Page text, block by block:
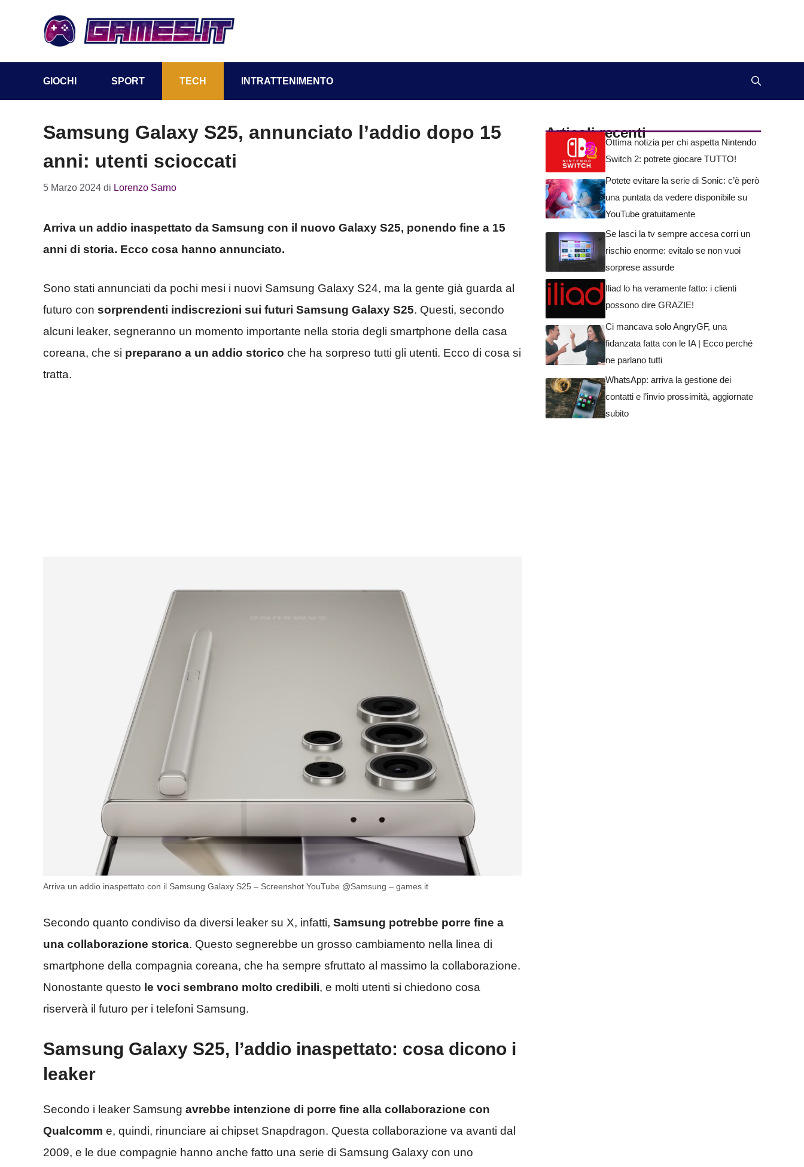
GIOCHI SPORT TECH INTRATTENIMENTO
Samsung Galaxy S25, annunciato l’addio dopo 15
anni: utenti scioccati
5 Marzo 2024 di Lorenzo Sarno
Arriva un addio inaspettato da Samsung con il nuovo Galaxy S25, ponendo fine a 15
anni di storia. Ecco cosa hanno annunciato.
Sono stati annunciati da pochi mesi i nuovi Samsung Galaxy S24, ma la gente già guarda al
futuro con sorprendenti indiscrezioni sui futuri Samsung Galaxy S25. Questi, secondo
alcuni leaker, segneranno un momento importante nella storia degli smartphone della casa
coreana, che si preparano a un addio storico che ha sorpreso tutti gli utenti. Ecco di cosa si
tratta.
Arriva un addio inaspettato con il Samsung Galaxy S25 – Screenshot YouTube @Samsung – games.it
Secondo quanto condiviso da diversi leaker su X, infatti, Samsung potrebbe porre fine a
una collaborazione storica. Questo segnerebbe un grosso cambiamento nella linea di
smartphone della compagnia coreana, che ha sempre sfruttato al massimo la collaborazione.
Nonostante questo le voci sembrano molto credibili, e molti utenti si chiedono cosa
riserverà il futuro per i telefoni Samsung.
Samsung Galaxy S25, l’addio inaspettato: cosa dicono i
leaker
Secondo i leaker Samsung avrebbe intenzione di porre fine alla collaborazione con
Qualcomm e, quindi, rinunciare ai chipset Snapdragon. Questa collaborazione va avanti dal
2009, e le due compagnie hanno anche fatto una serie di Samsung Galaxy con uno
Articoli recenti
Ottima notizia per chi aspetta Nintendo
Switch 2: potrete giocare TUTTO!
Potete evitare la serie di Sonic: c’è però
una puntata da vedere disponibile su
YouTube gratuitamente
Se lasci la tv sempre accesa corri un
rischio enorme: evitalo se non vuoi
sorprese assurde
Iliad lo ha veramente fatto: i clienti
possono dire GRAZIE!
Ci mancava solo AngryGF, una
fidanzata fatta con le IA | Ecco perché
ne parlano tutti
WhatsApp: arriva la gestione dei
contatti e l’invio prossimità, aggiornate
subito